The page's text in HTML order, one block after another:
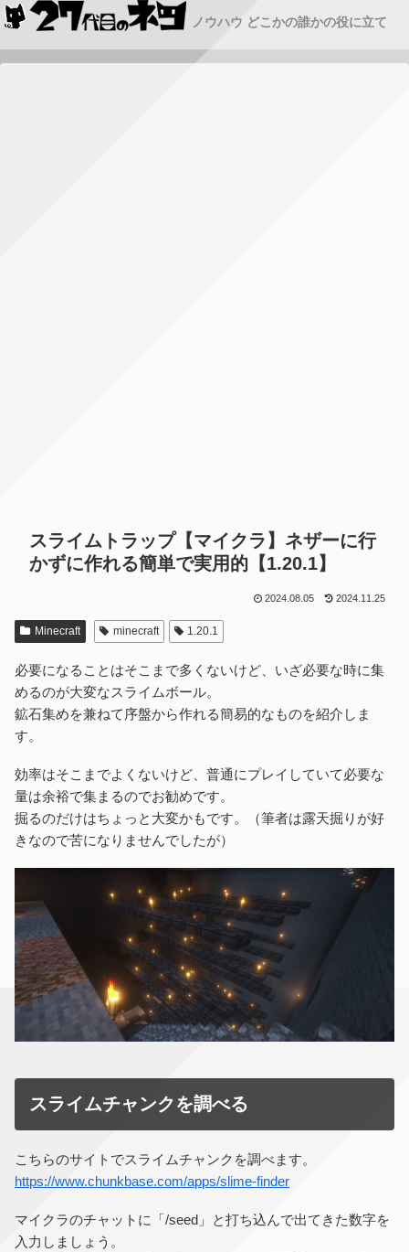
ノウハウ どこかの誰かの役に立て
スライムトラップ【マイクラ】ネザーに行
かずに作れる簡単で実用的【1.20.1】
2024.08.05 2024.11.25
Minecraft minecraft 1.20.1
必要になることはそこまで多くないけど、いざ必要な時に集
めるのが大変なスライムボール。
鉱石集めを兼ねて序盤から作れる簡易的なものを紹介しま
す。
効率はそこまでよくないけど、普通にプレイしていて必要な
量は余裕で集まるのでお勧めです。
掘るのだけはちょっと大変かもです。（筆者は露天掘りが好
きなので苦になりませんでしたが）
スライムチャンクを調べる
こちらのサイトでスライムチャンクを調べます。
https://www.chunkbase.com/apps/slime-finder
マイクラのチャットに「/seed」と打ち込んで出てきた数字を
入力しましょう。